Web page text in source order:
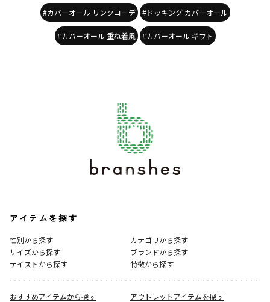
#カバーオール リンクコーデ #ドッキング カバーオール
#カバーオール 重ね着風 #カバーオール ギフト
アイテムを探す
性別から探す
カテゴリから探す
サイズから探す
ブランドから探す
テイストから探す
特徴から探す
おすすめアイテムから探す
アウトレットアイテムを探す